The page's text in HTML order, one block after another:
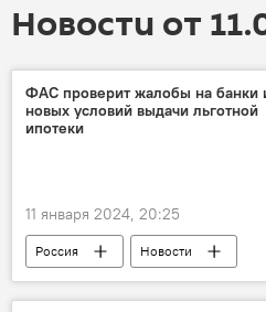
Новости от
ФАС проверит жалобы на банки
новых условий выдачи льготной
ипотеки
11 января 2024, 20:25
Россия Новости